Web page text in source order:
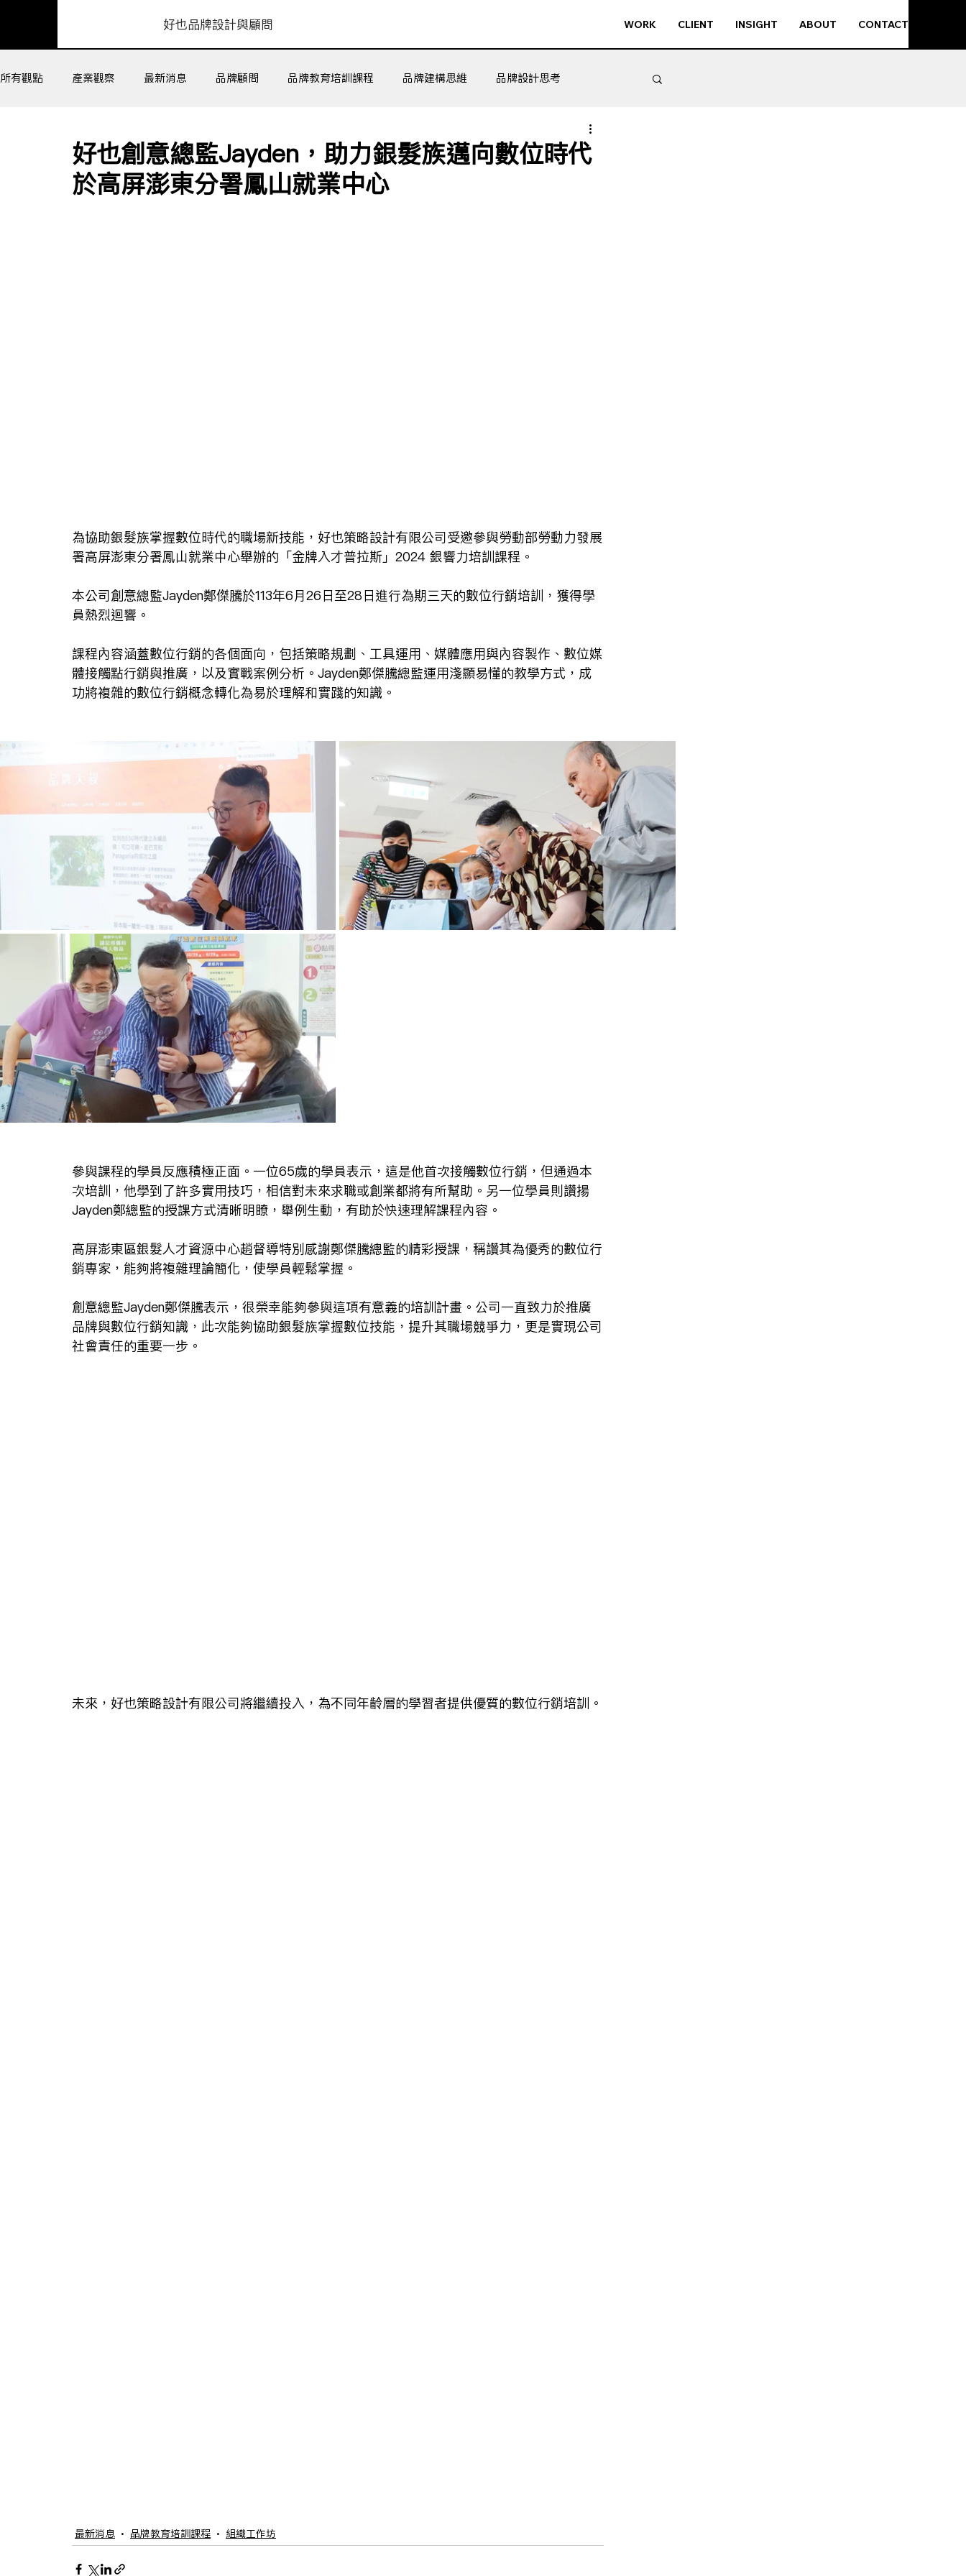
​好也品牌設計與顧問 WORK CLIENT INSIGHT ABOUT CONTACT
所有觀點 產業觀察 最新消息 品牌顧問 品牌教育培訓課程 品牌建構思維 品牌設計思考
好也創意總監Jayden，助力銀髮族邁向數位時代
於高屏澎東分署鳳山就業中心
為協助銀髮族掌握數位時代的職場新技能，好也策略設計有限公司受邀參與勞動部勞動力發展
署高屏澎東分署鳳山就業中心舉辦的「金牌入才普拉斯」2024 銀響力培訓課程。
本公司創意總監Jayden鄭傑騰於113年6月26日至28日進行為期三天的數位行銷培訓，獲得學
員熱烈迴響。
課程內容涵蓋數位行銷的各個面向，包括策略規劃、工具運用、媒體應用與內容製作、數位媒
體接觸點行銷與推廣，以及實戰案例分析。Jayden鄭傑騰總監運用淺顯易懂的教學方式，成
功將複雜的數位行銷概念轉化為易於理解和實踐的知識。
參與課程的學員反應積極正面。一位65歲的學員表示，這是他首次接觸數位行銷，但通過本
次培訓，他學到了許多實用技巧，相信對未來求職或創業都將有所幫助。另一位學員則讚揚
Jayden鄭總監的授課方式清晰明瞭，舉例生動，有助於快速理解課程內容。
高屏澎東區銀髮人才資源中心趙督導特別感謝鄭傑騰總監的精彩授課，稱讚其為優秀的數位行
銷專家，能夠將複雜理論簡化，使學員輕鬆掌握。
創意總監Jayden鄭傑騰表示，很榮幸能夠參與這項有意義的培訓計畫。公司一直致力於推廣
品牌與數位行銷知識，此次能夠協助銀髮族掌握數位技能，提升其職場競爭力，更是實現公司
社會責任的重要一步。
未來，好也策略設計有限公司將繼續投入，為不同年齡層的學習者提供優質的數位行銷培訓。
最新消息 品牌教育培訓課程 組織工作坊